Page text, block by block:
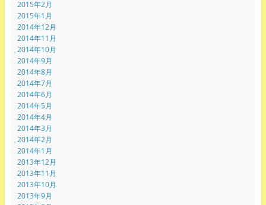
2015年2月
2015年1月
2014年12月
2014年11月
2014年10月
2014年9月
2014年8月
2014年7月
2014年6月
2014年5月
2014年4月
2014年3月
2014年2月
2014年1月
2013年12月
2013年11月
2013年10月
2013年9月